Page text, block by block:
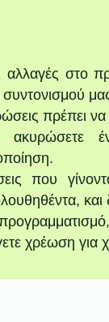
αλλαγές στο
πρέπει
ακυρώσετε
που
χρέωση για